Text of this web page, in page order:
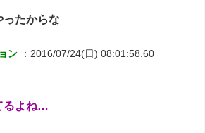
ったからな
ン
：2016/07/24(日) 08:01:58.60
るよね…